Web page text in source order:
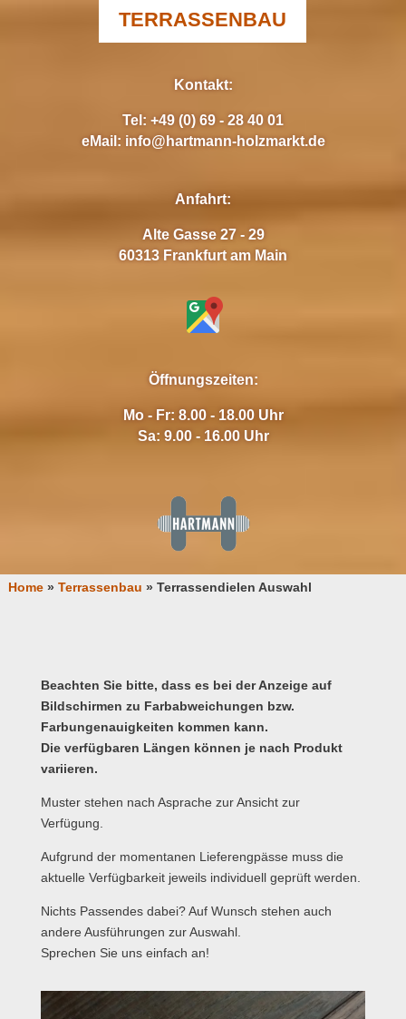
TERRASSENBAU
Kontakt:
Tel: +49 (0) 69 - 28 40 01
eMail: info@hartmann-holzmarkt.de
Anfahrt:
Alte Gasse 27 - 29
60313 Frankfurt am Main
Öffnungszeiten:
Mo - Fr: 8.00 - 18.00 Uhr
Sa: 9.00 - 16.00 Uhr
Home» Terrassenbau » Terrassendielen Auswahl
Beachten Sie bitte, dass es bei der Anzeige auf
Bildschirmen zu Farbabweichungen bzw.
Farbungenauigkeiten kommen kann.
Die verfügbaren Längen können je nach Produkt
variieren.
Muster stehen nach Asprache zur Ansicht zur
Verfügung.
Aufgrund der momentanen Lieferengpässe muss die
aktuelle Verfügbarkeit jeweils individuell geprüft werden.
Nichts Passendes dabei? Auf Wunsch stehen auch
andere Ausführungen zur Auswahl.
Sprechen Sie uns einfach an!